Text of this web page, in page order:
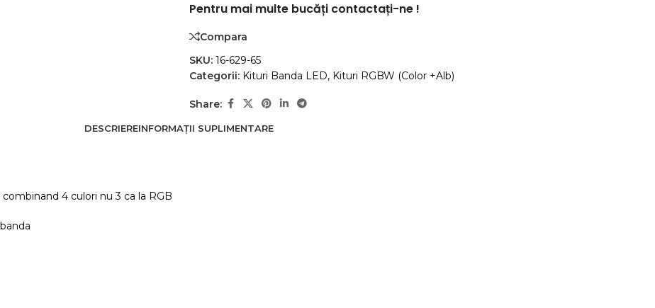
Pentru mai multe bucăți contactați-ne !
Compara
SKU: 16-629-65
Categorii: Kituri Banda LED, Kituri RGBW (Color +Alb)
Share:
DESCRIEREINFORMAȚII SUPLIMENTARE
4 culori nu 3 ca la RGB